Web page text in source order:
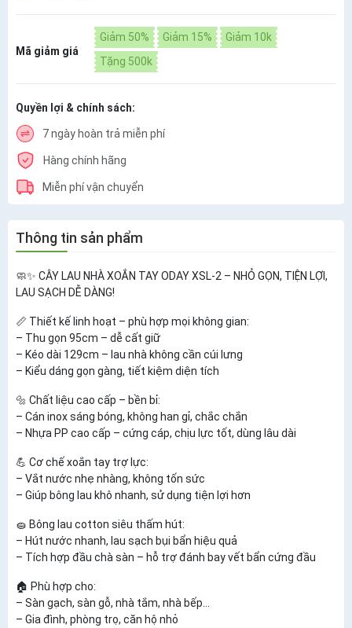
Mã giảm giá
Giảm 50% Giảm 15%
Giảm 10k
Tặng 500k
Quyền lợi & chính sách:
7 ngày hoàn trả miễn phí
Hàng chính hãng
Miễn phí vận chuyển
Thông tin sản phẩm
🧼✨ CÂY LAU NHÀ XOẮN TAY ODAY XSL-2 – NHỎ GỌN, TIỆN LỢI,
LAU SẠCH DỄ DÀNG!
📏 Thiết kế linh hoạt – phù hợp mọi không gian:
– Thu gọn 95cm – dễ cất giữ
– Kéo dài 129cm – lau nhà không cần cúi lưng
– Kiểu dáng gọn gàng, tiết kiệm diện tích
🔩 Chất liệu cao cấp – bền bỉ:
– Cán inox sáng bóng, không han gỉ, chắc chắn
– Nhựa PP cao cấp – cứng cáp, chịu lực tốt, dùng lâu dài
💪 Cơ chế xoắn tay trợ lực:
– Vắt nước nhẹ nhàng, không tốn sức
– Giúp bông lau khô nhanh, sử dụng tiện lợi hơn
🧽 Bông lau cotton siêu thấm hút:
– Hút nước nhanh, lau sạch bụi bẩn hiệu quả
– Tích hợp đầu chà sàn – hỗ trợ đánh bay vết bẩn cứng đầu
🏠 Phù hợp cho:
– Sàn gạch, sàn gỗ, nhà tắm, nhà bếp…
– Gia đình, phòng trọ, căn hộ nhỏ